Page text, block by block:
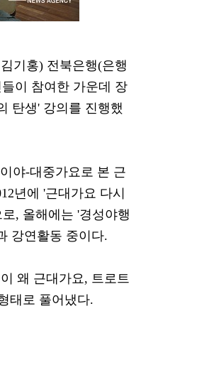
기홍) 전북은행(은행
이 참여한 가운데 장
탄생' 강의를 진행했
야-대중가요로 본 근
년에 '근대가요 다시
, 올해에는 '경성야행
강연활동 중이다.
왜 근대가요, 트로트
태로 풀어냈다.